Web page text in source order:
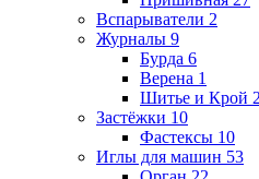
Вспарыватели 2
Журналы 9
Бурда 6
Верена 1
Шитье и Крой 2
Застёжки 10
Фастексы 10
Иглы для машин 53